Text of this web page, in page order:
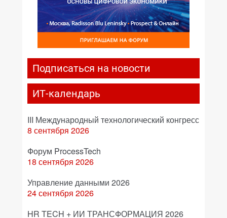
Подписаться на новости
ИТ-календарь
III Международный технологический конгресс
8 сентября 2026
Форум ProcessTech
18 сентября 2026
Управление данными 2026
24 сентября 2026
HR TECH + ИИ ТРАНСФОРМАЦИЯ 2026